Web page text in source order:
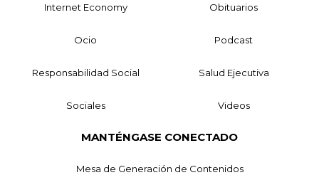
Internet Economy Obituarios
Ocio Podcast
Responsabilidad Social Salud Ejecutiva
Sociales Videos
MANTÉNGASE CONECTADO
Mesa de Generación de Contenidos